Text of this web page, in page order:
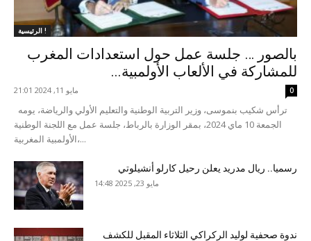
الرئيسية !
بالصور … جلسة عمل حول استعدادات المغرب
للمشاركة في الألعاب الأولمبية...
مايو 11, 2024 21:01 0
الجمعة 10 ماي 2024، بمقر الوزارة بالرباط، جلسة عمل مع اللجنة الوطنية
الأولمبية المغربية،...
رسميا.. ريال مدريد يعلن رحيل كارلو أنشيلوتي
مايو 23, 2025 14:48
ندوة صحفية لوليد الركراكي الثلاثاء المقبل للكشف